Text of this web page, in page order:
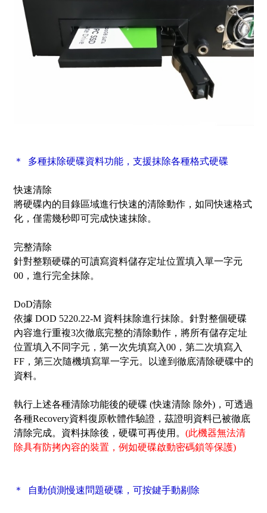
＊ 多種抹除硬碟資料功能，支援抹除各種格式硬碟
快速清除
將硬碟內的目錄區域進行快速的清除動作，如同快速格式
化，僅需幾秒即可完成快速抹除。
完整清除
針對整顆硬碟的可讀寫資料儲存定址位置填入單一字元
00，進行完全抹除。
DoD清除
依據 DOD 5220.22-M 資料抹除進行抹除。針對整個硬碟
內容進行重複3次徹底完整的清除動作，將所有儲存定址
位置填入不同字元，第一次先填寫入00，第二次填寫入
FF，第三次隨機填寫單一字元。以達到徹底清除硬碟中的
資料。
執行上述各種清除功能後的硬碟 (快速清除 除外)，可透過
各種Recovery資料復原軟體作驗證，茲證明資料已被徹底
清除完成。資料抹除後，硬碟可再使用。 (此機器無法清
除具有防拷內容的裝置，例如硬碟啟動密碼鎖等保護)
＊ 自動偵測慢速問題硬碟，可按鍵手動剔除